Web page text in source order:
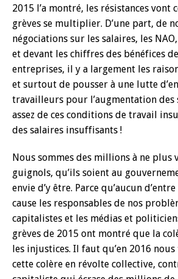
2015 l’a montré, les résistances vont
grèves se multiplier. D’une part, de
négociations sur les salaires, les
et devant les chiffres des bénéfices
entreprises, il y a largement les
et surtout de pousser à une lutte
travailleurs pour l’augmentation des
assez de ces conditions de travail
des salaires insuffisants !
Nous sommes des millions à ne plus
guignols, qu’ils soient au
envie d’y être. Parce qu’aucun
cause les responsables de nos
capitalistes et les médias et
grèves de 2015 ont montré que la
les injustices. Il faut qu’en 2016
cette colère en révolte collective,